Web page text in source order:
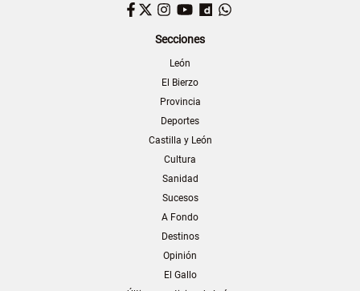
Facebook
TwitterInstagram
YouTubeDailymotion
Secciones
León
El Bierzo
Provincia
Deportes
Castilla y León
Cultura
Sanidad
Sucesos
A Fondo
Destinos
Opinión
El Gallo